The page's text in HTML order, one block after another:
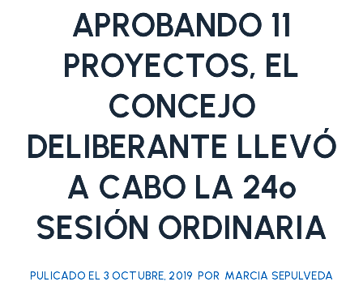
APROBANDO 11
PROYECTOS, EL
CONCEJO
DELIBERANTE LLEVÓ
A CABO LA 24º
SESIÓN ORDINARIA
PULICADO EL 3 OCTUBRE, 2019 POR MARCIA SEPULVEDA